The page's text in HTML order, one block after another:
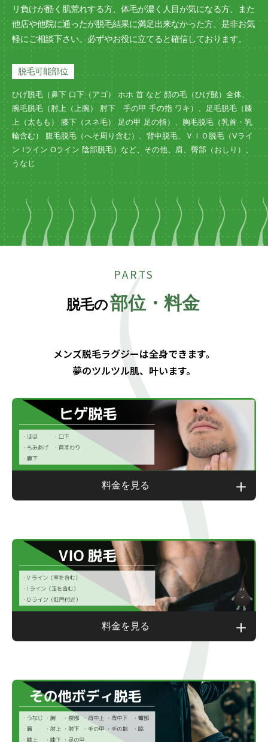
リ負けが酷く肌荒れする方、体毛が濃く人目が気になる方、また
他店や他院に通ったが脱毛結果に満足出来なかった方、是非お気
軽にご相談下さい。必ずやお役に立てると確信しております。
脱毛可能部位
ひげ脱毛（鼻下 口下（アゴ） ホホ 首 など 顔の毛（ひげ髭）全体、
腕毛脱毛（肘上（上腕） 肘下 手の甲 手の指 ワキ）、足毛脱毛（膝
上（太もも） 膝下（スネ毛） 足の甲 足の指）、胸毛脱毛（乳首・乳
輪含む） 腹毛脱毛（へそ周り含む）、背中脱毛、ＶＩＯ脱毛（Vライ
ン Iライン Oライン 陰部脱毛）など、その他、肩、臀部（おしり）、
うなじ
PARTS
脱毛の部位・料金
メンズ脱毛ラグジーは全身できます。
夢のツルツル肌、叶います。
料金を見る
鼻下（口角含） ￥980
両もみあげ ￥1,980
首回り ￥3,150
料金を見る
V ライン(竿を含む) ￥7,800